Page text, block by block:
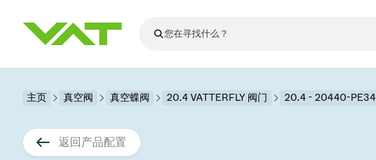
最新资讯 查看所有新闻
关于VAT
真空阀
主页 真空阀 真空蝶阀 20.4 VATTERFLY 阀门 20.4 - 20440-PE34
返回产品配置